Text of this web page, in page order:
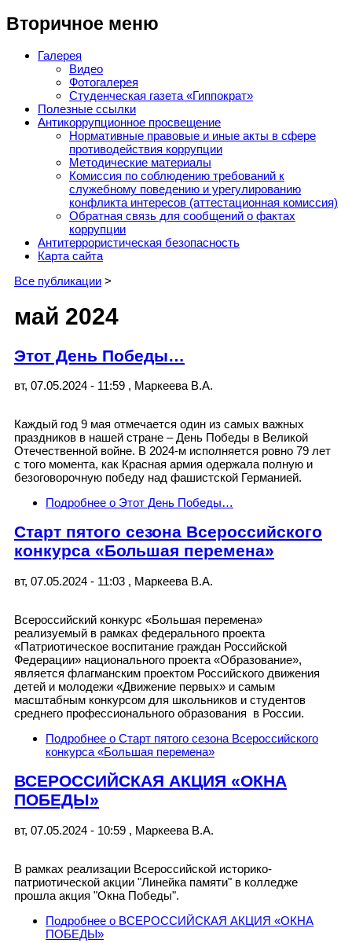
Вторичное меню
Галерея
Видео
Фотогалерея
Студенческая газета «Гиппократ»
Полезные ссылки
Антикоррупционное просвещение
Нормативные правовые и иные акты в сфере
противодействия коррупции
Методические материалы
Комиссия по соблюдению требований к
служебному поведению и урегулированию
конфликта интересов (аттестационная комиссия)
Обратная связь для сообщений о фактах
коррупции
Антитеррористическая безопасность
Карта сайта
Все публикации >
май 2024
Этот День Победы…
вт, 07.05.2024 - 11:59 , Маркеева В.А.
Каждый год 9 мая отмечается один из самых важных
праздников в нашей стране – День Победы в Великой
Отечественной войне. В 2024-м исполняется ровно 79 лет
с того момента, как Красная армия одержала полную и
безоговорочную победу над фашистской Германией.
Подробнее о Этот День Победы…
Старт пятого сезона Всероссийского
конкурса «Большая перемена»
вт, 07.05.2024 - 11:03 , Маркеева В.А.
Всероссийский конкурс «Большая перемена»
реализуемый в рамках федерального проекта
«Патриотическое воспитание граждан Российской
Федерации» национального проекта «Образование»,
является флагманским проектом Российского движения
детей и молодежи «Движение первых» и самым
масштабным конкурсом для школьников и студентов
среднего профессионального образования в России.
Подробнее о Старт пятого сезона Всероссийского
конкурса «Большая перемена»
ВСЕРОССИЙСКАЯ АКЦИЯ «ОКНА
ПОБЕДЫ»
вт, 07.05.2024 - 10:59 , Маркеева В.А.
В рамках реализации Всероссийской историко-
патриотической акции "Линейка памяти" в колледже
прошла акция "Окна Победы".
Подробнее о ВСЕРОССИЙСКАЯ АКЦИЯ «ОКНА
ПОБЕДЫ»